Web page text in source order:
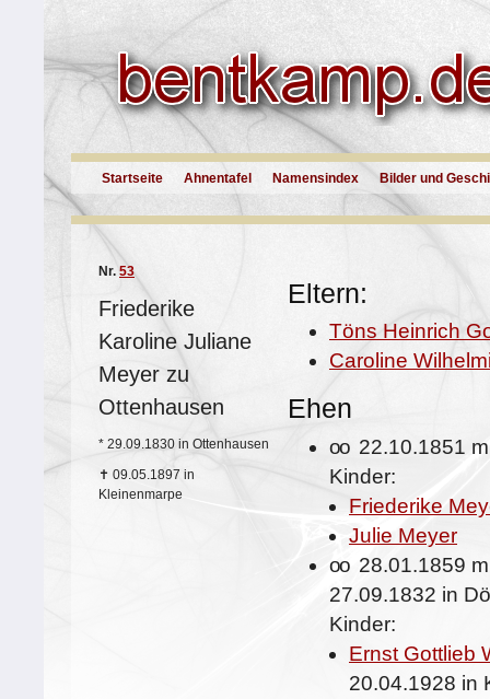
Startseite Ahnentafel Namensindex Bilder und
Nr. 53
Friederike
Karoline Juliane
Meyer zu
Ottenhausen
* 29.09.1830 in Ottenhausen
✝ 09.05.1897 in
Kleinenmarpe
Eltern:
Töns Heinrich
Caroline
Ehen
oo 22.10.1851
Kinder:
Friederike
Julie Meyer
oo 28.01.1859
27.09.1832 in
Kinder:
Ernst Gottlieb
20.04.1928 in